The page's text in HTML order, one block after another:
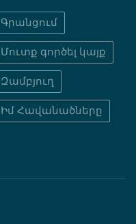
Գրանցում
Մուտք գործել կայք
Զամբյուղ
Իմ Հավանածները